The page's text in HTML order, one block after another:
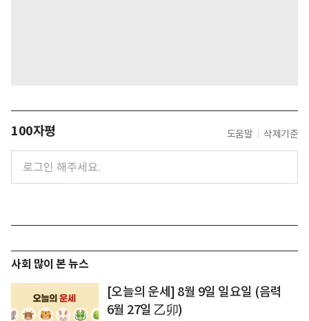
100자평 도움말 삭제기준
사회 많이 본 뉴스
[오늘의 운세] 8월 9일 일요일 (음력
6월 27일 乙卯)